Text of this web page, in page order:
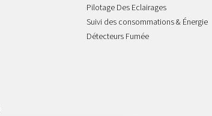
Pilotage Des Eclairages
Suivi des consommations & Énergie
Détecteurs Fumée